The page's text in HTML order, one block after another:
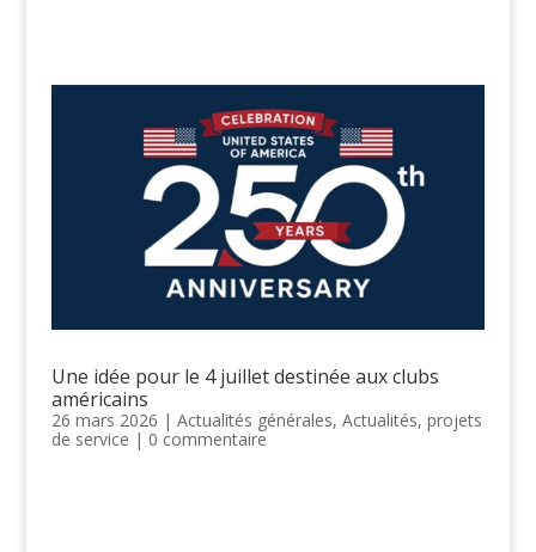
Une idée pour le 4 juillet destinée aux clubs
américains
26 mars 2026 | Actualités générales, Actualités, projets
de service | 0 commentaire